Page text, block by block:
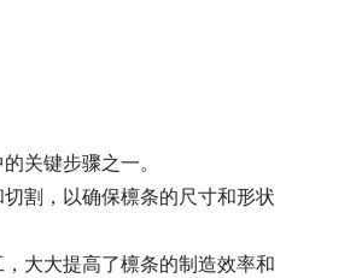
关键步骤之一。
割，以确保檩条的尺寸和形状
大大提高了檩条的制造效率和